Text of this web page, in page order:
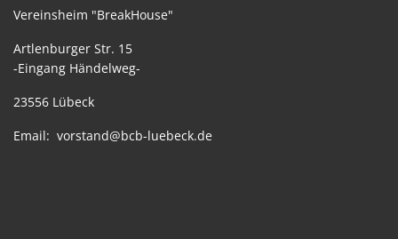
Vereinsheim "BreakHouse"
Artlenburger Str. 15
-Eingang Händelweg-
23556 Lübeck
Email: vorstand@bcb-luebeck.de